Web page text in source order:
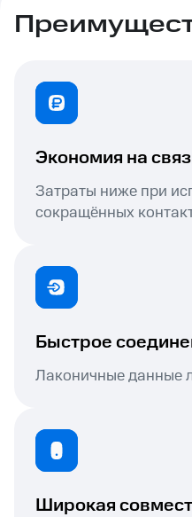
Экономия на
Затраты ниже при
сокращённых
Быстрое
Лаконичные данные
Широкая